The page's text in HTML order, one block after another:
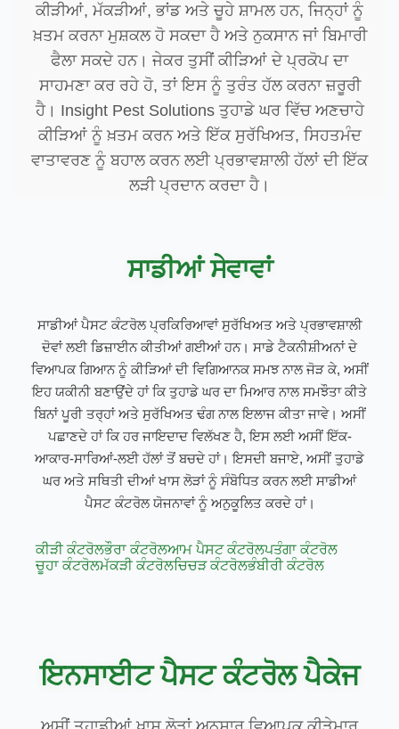
ਕੀੜੀਆਂ, ਮੱਕੜੀਆਂ, ਭਾਂਡ ਅਤੇ ਚੂਹੇ ਸ਼ਾਮਲ ਹਨ, ਜਿਨ੍ਹਾਂ ਨੂੰ
ਖ਼ਤਮ ਕਰਨਾ ਮੁਸ਼ਕਲ ਹੋ ਸਕਦਾ ਹੈ ਅਤੇ ਨੁਕਸਾਨ ਜਾਂ ਬਿਮਾਰੀ
ਫੈਲਾ ਸਕਦੇ ਹਨ। ਜੇਕਰ ਤੁਸੀਂ ਕੀੜਿਆਂ ਦੇ ਪ੍ਰਕੋਪ ਦਾ
ਸਾਹਮਣਾ ਕਰ ਰਹੇ ਹੋ, ਤਾਂ ਇਸ ਨੂੰ ਤੁਰੰਤ ਹੱਲ ਕਰਨਾ ਜ਼ਰੂਰੀ
ਹੈ। Insight Pest Solutions ਤੁਹਾਡੇ ਘਰ ਵਿੱਚ ਅਣਚਾਹੇ
ਕੀੜਿਆਂ ਨੂੰ ਖ਼ਤਮ ਕਰਨ ਅਤੇ ਇੱਕ ਸੁਰੱਖਿਅਤ, ਸਿਹਤਮੰਦ
ਵਾਤਾਵਰਣ ਨੂੰ ਬਹਾਲ ਕਰਨ ਲਈ ਪ੍ਰਭਾਵਸ਼ਾਲੀ ਹੱਲਾਂ ਦੀ ਇੱਕ
ਲੜੀ ਪ੍ਰਦਾਨ ਕਰਦਾ ਹੈ।
ਸਾਡੀਆਂ ਸੇਵਾਵਾਂ
ਸਾਡੀਆਂ ਪੈਸਟ ਕੰਟਰੋਲ ਪ੍ਰਕਿਰਿਆਵਾਂ ਸੁਰੱਖਿਅਤ ਅਤੇ ਪ੍ਰਭਾਵਸ਼ਾਲੀ
ਦੋਵਾਂ ਲਈ ਡਿਜ਼ਾਈਨ ਕੀਤੀਆਂ ਗਈਆਂ ਹਨ। ਸਾਡੇ ਟੈਕਨੀਸ਼ੀਅਨਾਂ ਦੇ
ਵਿਆਪਕ ਗਿਆਨ ਨੂੰ ਕੀੜਿਆਂ ਦੀ ਵਿਗਿਆਨਕ ਸਮਝ ਨਾਲ ਜੋੜ ਕੇ, ਅਸੀਂ
ਇਹ ਯਕੀਨੀ ਬਣਾਉਂਦੇ ਹਾਂ ਕਿ ਤੁਹਾਡੇ ਘਰ ਦਾ ਮਿਆਰ ਨਾਲ ਸਮਝੌਤਾ ਕੀਤੇ
ਬਿਨਾਂ ਪੂਰੀ ਤਰ੍ਹਾਂ ਅਤੇ ਸੁਰੱਖਿਅਤ ਢੰਗ ਨਾਲ ਇਲਾਜ ਕੀਤਾ ਜਾਵੇ। ਅਸੀਂ
ਪਛਾਣਦੇ ਹਾਂ ਕਿ ਹਰ ਜਾਇਦਾਦ ਵਿਲੱਖਣ ਹੈ, ਇਸ ਲਈ ਅਸੀਂ ਇੱਕ-
ਆਕਾਰ-ਸਾਰਿਆਂ-ਲਈ ਹੱਲਾਂ ਤੋਂ ਬਚਦੇ ਹਾਂ। ਇਸਦੀ ਬਜਾਏ, ਅਸੀਂ ਤੁਹਾਡੇ
ਘਰ ਅਤੇ ਸਥਿਤੀ ਦੀਆਂ ਖਾਸ ਲੋੜਾਂ ਨੂੰ ਸੰਬੋਧਿਤ ਕਰਨ ਲਈ ਸਾਡੀਆਂ
ਪੈਸਟ ਕੰਟਰੋਲ ਯੋਜਨਾਵਾਂ ਨੂੰ ਅਨੁਕੂਲਿਤ ਕਰਦੇ ਹਾਂ।
ਕੀੜੀ ਕੰਟਰੋਲਭੌਰਾ ਕੰਟਰੋਲਆਮ ਪੈਸਟ ਕੰਟਰੋਲਪਤੰਗਾ ਕੰਟਰੋਲ
ਚੂਹਾ ਕੰਟਰੋਲਮੱਕੜੀ ਕੰਟਰੋਲਚਿਚੜ ਕੰਟਰੋਲਭੰਬੀਰੀ ਕੰਟਰੋਲ
ਇਨਸਾਈਟ ਪੈਸਟ ਕੰਟਰੋਲ ਪੈਕੇਜ